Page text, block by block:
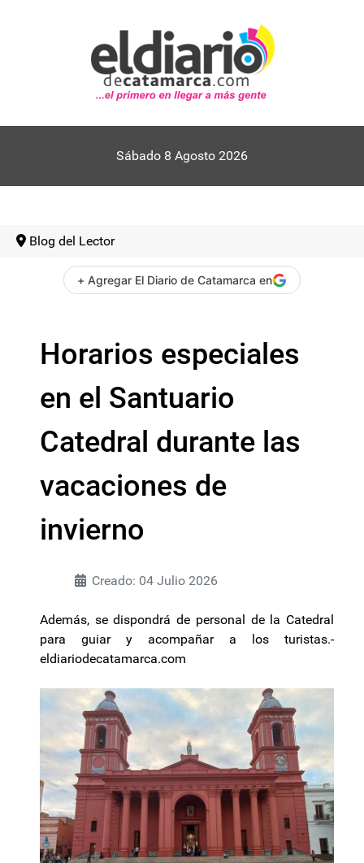
Sábado 8 Agosto 2026
Blog del Lector
+ Agregar El Diario de Catamarca en
Horarios especiales
en el Santuario
Catedral durante las
vacaciones de
invierno
Creado: 04 Julio 2026
Además, se dispondrá de personal de la Catedral
para guiar y acompañar a los turistas.-
eldiariodecatamarca.com